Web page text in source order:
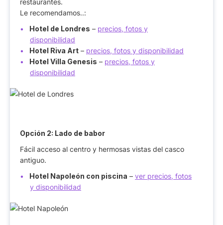
restaurantes.
Le recomendamos..:
Hotel de Londres – precios, fotos y
disponibilidad
Hotel Riva Art – precios, fotos y disponibilidad
Hotel Villa Genesis – precios, fotos y
disponibilidad
Opción 2: Lado de babor
Fácil acceso al centro y hermosas vistas del casco
antiguo.
Hotel Napoleón con piscina – ver precios, fotos
y disponibilidad